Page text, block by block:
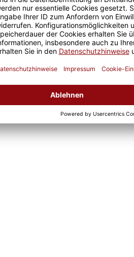
für die Mutter, um
großen Dinge des Lebens, die